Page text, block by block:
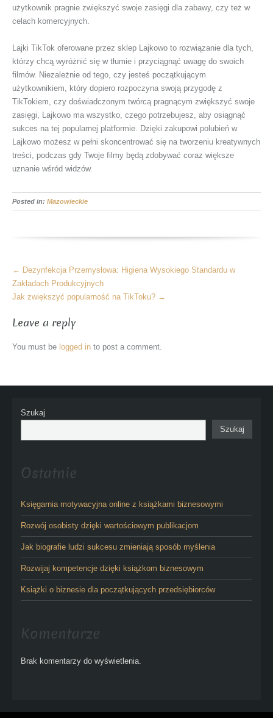
użytkownik pragnie zwiększyć swoje zasięgi dla zabawy, czy też w
celach komercyjnych.
Lajki TikTok oferowane przez sklep Lajkowo to rozwiązanie dla tych,
którzy chcą wyróżnić się w tłumie i przyciągnąć uwagę do swoich
filmów. Niezależnie od tego, czy jesteś początkującym
użytkownikiem, który dopiero rozpoczyna swoją przygodę z
TikTokiem, czy doświadczonym twórcą pragnącym zwiększyć swoje
zasięgi, Lajkowo ma wszystko, czego potrzebujesz, aby osiągnąć
sukces na tej popularnej platformie. Dzięki zakupowi polubień w
Lajkowo możesz w pełni skoncentrować się na tworzeniu kreatywnych
treści, podczas gdy Twoje filmy będą zdobywać coraz większe
uznanie wśród widzów.
Posted in: Mazowieckie
More
Articles
← Dezynfekcja Przemysłowa: Higiena Wysokiego Standardu w
Zakładach Produkcyjnych
Jak zwiększyć popularność na TikToku? →
Leave a reply
You must be logged in to post a comment.
Szukaj
Szukaj
Ostatnie
Księgarnia motywacyjna online z książkami biznesowymi
Rozwój osobisty dzięki wartościowym publikacjom
Jak biografie ludzi sukcesu zmieniają sposób myślenia
Rozwijaj kompetencje dzięki książkom biznesowym
Książki o biznesie dla początkujących przedsiębiorców
Komentarze
Brak komentarzy do wyświetlenia.